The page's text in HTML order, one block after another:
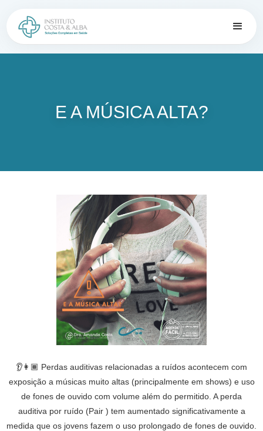
E A MÚSICA ALTA?
👂👩🏾 Perdas auditivas relacionadas a ruídos acontecem com
exposição a músicas muito altas (principalmente em shows) e uso
de fones de ouvido com volume além do permitido. A perda
auditiva por ruído (Pair ) tem aumentado significativamente a
medida que os jovens fazem o uso prolongado de fones de ouvido.